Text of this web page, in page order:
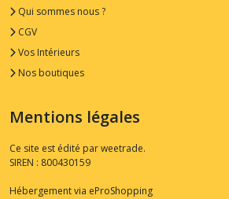
Qui sommes nous ?
CGV
Vos Intérieurs
Nos boutiques
Mentions légales
Ce site est édité par weetrade.
SIREN : 800430159
Hébergement via eProShopping